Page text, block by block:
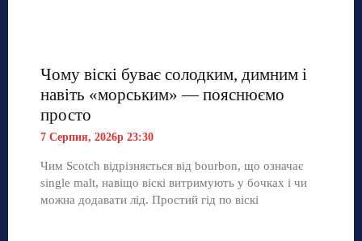
Чому віскі буває солодким, димним і
навіть «морським» — пояснюємо
просто
7 Серпня, 2026р 23:30
Чим Scotch відрізняється від bourbon, що означає
single malt, навіщо віскі витримують у бочках і чи
можна додавати лід. Простий гід по віскі